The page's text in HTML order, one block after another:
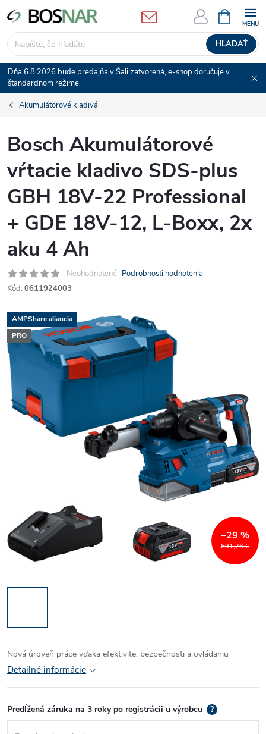
Prejsť
na
obsah
HĽADAŤ
KOŠÍK
Dňa 6.8.2026 bude predajňa v Šali zatvorená, e-shop doručuje v
štandardnom režime.
Akumulátorové kladivá
Bosch Akumulátorové
vŕtacie kladivo SDS-plus
GBH 18V-22 Professional
+ GDE 18V-12, L-Boxx, 2x
aku 4 Ah
Neohodnotené Podrobnosti hodnotenia
Kód: 0611924003
AMPShare aliancia
PRO
691,26 €
–29 %
Nová úroveň práce vďaka efektivite, bezpečnosti a ovládaniu
Detailné informácie
Predĺžená záruka na 3 roky po registrácii u výrobcu ?